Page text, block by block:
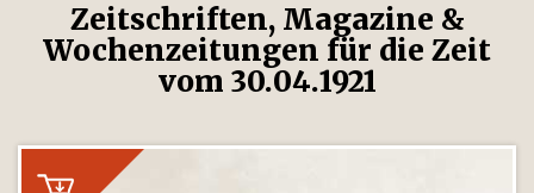
Zeitschriften, Magazine &
Wochenzeitungen für die Zeit
vom 30.04.1921